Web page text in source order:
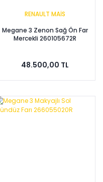
RENAULT MAİS
Megane 3 Zenon Sağ Ön Far
Mercekli 260105672R
48.500,00 TL